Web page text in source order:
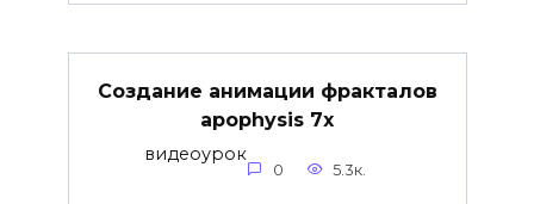
Создание анимации фракталов
apophysis 7x
видеоурок
0 5.3к.